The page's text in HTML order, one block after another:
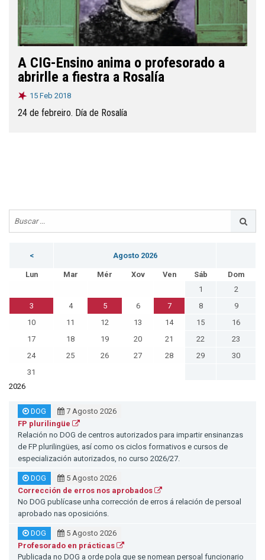
A CIG-Ensino anima o profesorado a
abrirlle a fiestra a Rosalía
15 Feb 2018
24 de febreiro. Día de Rosalía
< Agosto 2026
Lun Mar Mér Xov Ven Sáb
Dom
1
2
3
4 5 6 7 8
9
10
11 12 13 14 15
16
17
18 19 20 21 22
23
24
25 26 27 28 29
30
31
2026
DOG
7 Agosto 2026
FP plurilingüe
Relación no DOG de centros autorizados para impartir ensinanzas
de FP plurilingües, así como os ciclos formativos e cursos de
especialización autorizados, no curso 2026/27.
DOG
5 Agosto 2026
Corrección de erros nos aprobados
No DOG publícase unha corrección de erros á relación de persoal
aprobado nas oposicións.
DOG
5 Agosto 2026
Profesorado en prácticas
Publicada no DOG a orde pola que se nomean persoal funcionario